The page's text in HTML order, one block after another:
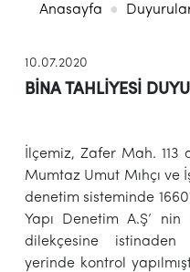
Anasayfa
10.07.2020
BİNA TAHLİYESİ
İlçemiz, Zafer Mah.
Mumtaz Umut Mıhçı ve
denetim sisteminde
Yapı Denetim A.Ş’
dilekçesine istinaden
yerinde kontrol